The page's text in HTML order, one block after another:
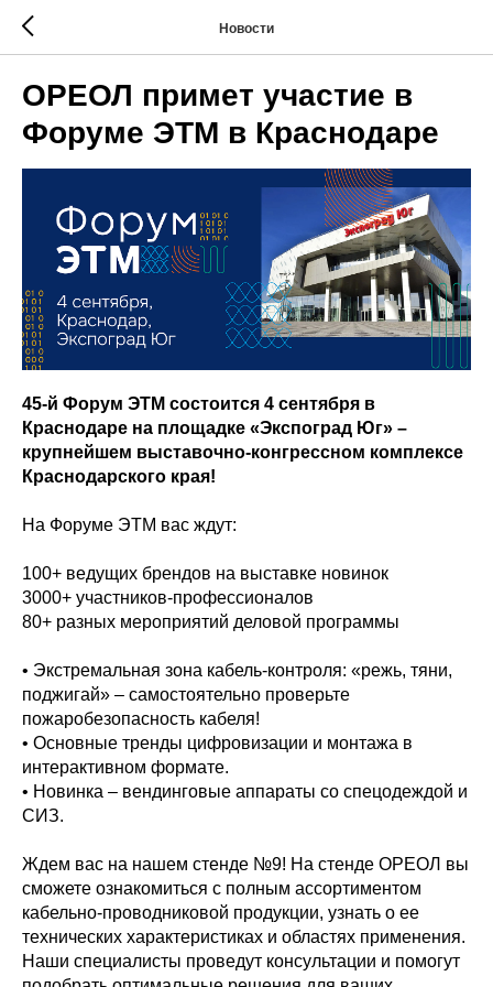
Новости
ОРЕОЛ примет участие в
Форуме ЭТМ в Краснодаре
45-й Форум ЭТМ состоится 4 сентября в
Краснодаре на площадке «Экспоград Юг» –
крупнейшем выставочно-конгрессном комплексе
Краснодарского края!
На Форуме ЭТМ вас ждут:
100+ ведущих брендов на выставке новинок
3000+ участников-профессионалов
80+ разных мероприятий деловой программы
• Экстремальная зона кабель-контроля: «режь, тяни,
поджигай» – самостоятельно проверьте
пожаробезопасность кабеля!
• Основные тренды цифровизации и монтажа в
интерактивном формате.
• Новинка – вендинговые аппараты со спецодеждой и
СИЗ.
Ждем вас на нашем стенде №9! На стенде ОРЕОЛ вы
сможете ознакомиться с полным ассортиментом
кабельно-проводниковой продукции, узнать о ее
технических характеристиках и областях применения.
Наши специалисты проведут консультации и помогут